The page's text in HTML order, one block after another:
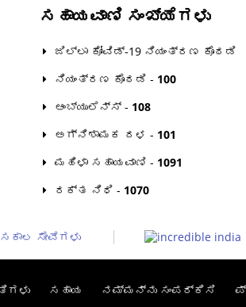
ಸಹಾಯವಾಣಿ ಸಂಖ್ಯೆಗಳು
ಜಿಲ್ಲಾ ಕೋವಿಡ್-19 ನಿಯಂತ್ರಣ ಕೊಠಡಿ
ನಿಯಂತ್ರಣ ಕೊಠಡಿ - 100
ಆಂಬ್ಯುಲೆನ್ಸ್ - 108
ಅಗ್ನಿಶಾಮಕ ದಳ - 101
ಮಹಿಳಾ ಸಹಾಯವಾಣಿ - 1091
ರಕ್ತ ನಿಧಿ - 1070
ಸಹಾಯ ನಮ್ಮನ್ನು ಸಂಪರ್ಕಿಸಿ